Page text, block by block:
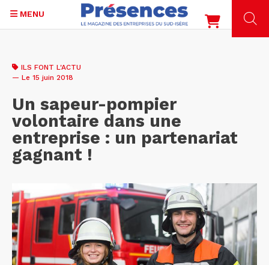
contenu
MENU
ILS FONT L'ACTU
— Le 15 juin 2018
Un sapeur-pompier
volontaire dans une
entreprise : un partenariat
gagnant !